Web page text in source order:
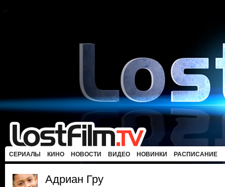
СЕРИАЛЫ КИНО НОВОСТИ ВИДЕО НОВИНКИ РАСПИСАНИЕ
Адриан Гру